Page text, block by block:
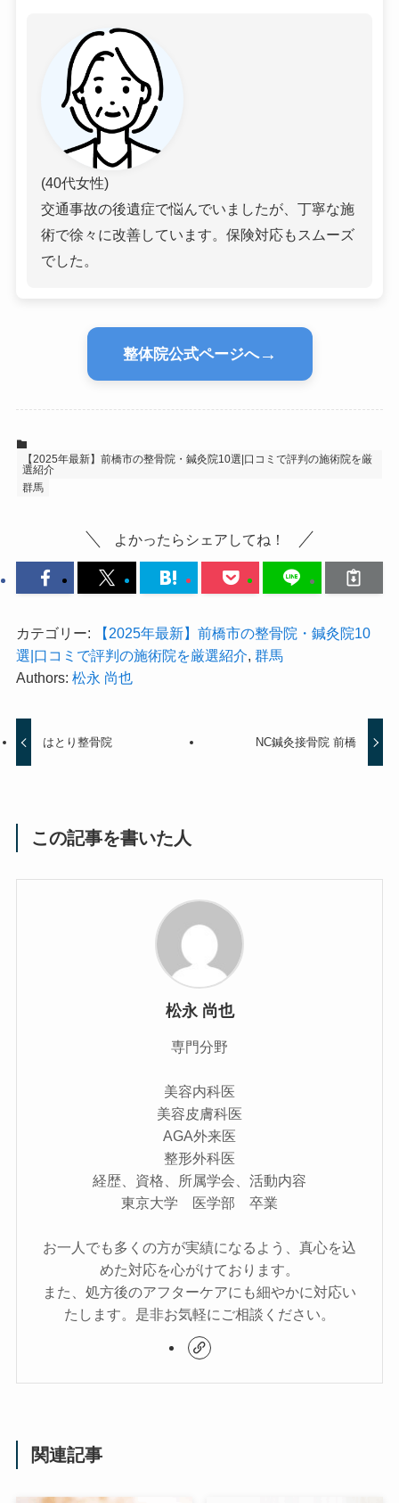
(40代女性)
交通事故の後遺症で悩んでいましたが、丁寧な施
術で徐々に改善しています。保険対応もスムーズ
でした。
整体院公式ページへ→
【2025年最新】前橋市の整骨院・鍼灸院10選|口コミで評判の施術院を厳
選紹介
群馬
よかったらシェアしてね！
カテゴリー:
【2025年最新】前橋市の整骨院・鍼灸院10
選|口コミで評判の施術院を厳選紹介, 群馬
Authors: 松永 尚也
はとり整骨院 NC鍼灸接骨院 前橋
この記事を書いた人
松永 尚也
専門分野
美容内科医
美容皮膚科医
AGA外来医
整形外科医
経歴、資格、所属学会、活動内容
東京大学 医学部 卒業
お一人でも多くの方が実績になるよう、真心を込
めた対応を心がけております。
また、処方後のアフターケアにも細やかに対応い
たします。是非お気軽にご相談ください。
関連記事